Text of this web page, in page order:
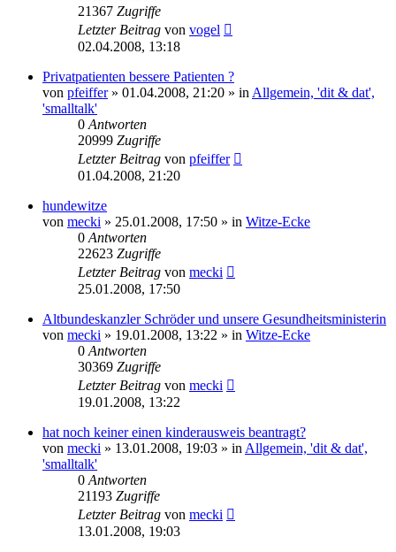
21367 Zugriffe
Letzter Beitrag von vogel
02.04.2008, 13:18
Privatpatienten bessere Patienten ?
von pfeiffer» 01.04.2008, 21:20 » in Allgemein, 'dit & dat',
'smalltalk'
0 Antworten
20999 Zugriffe
Letzter Beitrag von pfeiffer
01.04.2008, 21:20
hundewitze
von mecki » 25.01.2008, 17:50 » in Witze-Ecke
0 Antworten
22623 Zugriffe
Letzter Beitrag von mecki
25.01.2008, 17:50
Altbundeskanzler Schröder und unsere Gesundheitsministerin
von mecki » 19.01.2008, 13:22 » in Witze-Ecke
0 Antworten
30369 Zugriffe
Letzter Beitrag von mecki
19.01.2008, 13:22
hat noch keiner einen kinderausweis beantragt?
von mecki » 13.01.2008, 19:03 » in Allgemein, 'dit & dat',
'smalltalk'
0 Antworten
21193 Zugriffe
Letzter Beitrag von mecki
13.01.2008, 19:03